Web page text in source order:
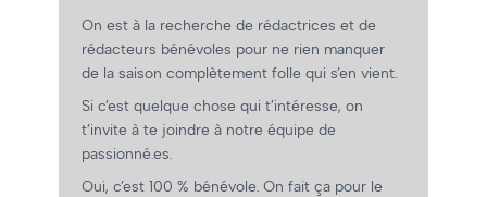
On est à la recherche de rédactrices et de
rédacteurs bénévoles pour ne rien manquer
de la saison complètement folle qui s’en vient.
Si c’est quelque chose qui t’intéresse, on
t’invite à te joindre à notre équipe de
passionné.es.
Oui, c’est 100 % bénévole. On fait ça pour le